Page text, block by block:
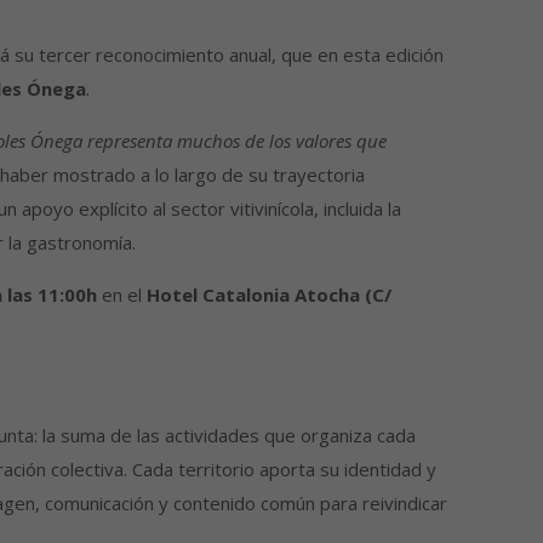
su tercer reconocimiento anual, que en esta edición
Ónega.
Ónega representa muchos de los valores que
mostrado a lo largo de su trayectoria
apoyo explícito al sector vitivinícola, incluida la
gastronomía.
11:00h en el Hotel Catalonia Atocha (C/
la suma de las actividades que organiza cada
colectiva. Cada territorio aporta su identidad y
comunicación y contenido común para reivindicar